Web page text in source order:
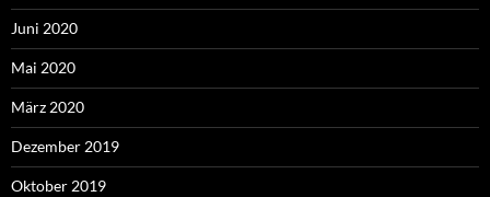
Juni 2020
Mai 2020
März 2020
Dezember 2019
Oktober 2019